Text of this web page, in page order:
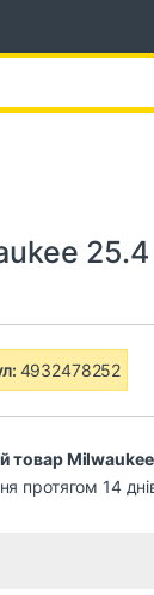
4932478252
товар Milwaukee
протягом 14